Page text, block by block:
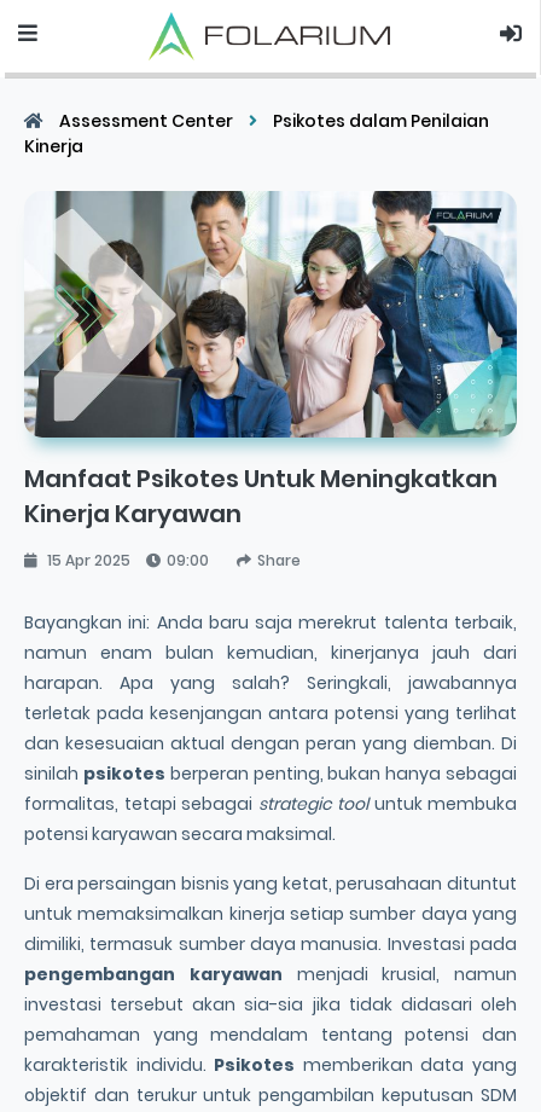
Assessment Center
Psikotes dalam Penilaian
Kinerja
Manfaat Psikotes Untuk Meningkatkan
Kinerja Karyawan
15 Apr 2025 09:00 Share
Bayangkan ini: Anda baru saja merekrut talenta terbaik,
namun enam bulan kemudian, kinerjanya jauh dari
harapan. Apa yang salah? Seringkali, jawabannya
terletak pada kesenjangan antara potensi yang terlihat
dan kesesuaian aktual dengan peran yang diemban. Di
sinilah psikotes berperan penting, bukan hanya sebagai
formalitas, tetapi sebagai strategic tooluntuk membuka
potensi karyawan secara maksimal.
Di era persaingan bisnis yang ketat, perusahaan dituntut
untuk memaksimalkan kinerja setiap sumber daya yang
dimiliki, termasuk sumber daya manusia. Investasi pada
pengembangan karyawan menjadi krusial, namun
investasi tersebut akan sia-sia jika tidak didasari oleh
pemahaman yang mendalam tentang potensi dan
karakteristik individu. Psikotes memberikan data yang
objektif dan terukur untuk pengambilan keputusan SDM